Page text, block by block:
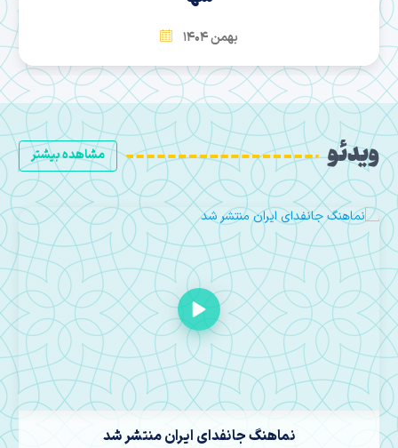
بهمن 1404
مشاهده بیشتر ویدئو
نماهنگ جانفدای ایران منتشر شد